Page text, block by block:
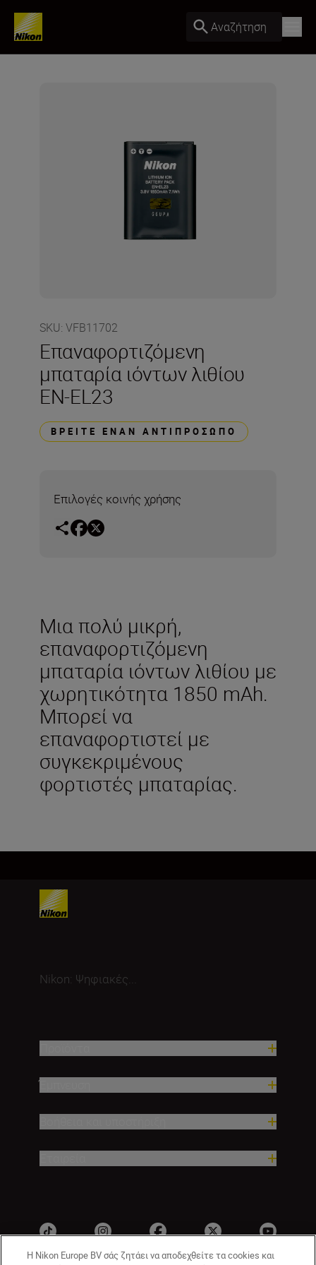
Αναζήτηση
SKU: VFB11702
Επαναφορτιζόμενη
μπαταρία ιόντων λιθίου
EN-EL23
ΒΡΕΊΤΕ ΈΝΑΝ ΑΝΤΙΠΡΌΣΩΠΟ
Επιλογές κοινής χρήσης
Μια πολύ μικρή,
επαναφορτιζόμενη
μπαταρία ιόντων λιθίου με
χωρητικότητα 1850 mAh.
Μπορεί να
επαναφορτιστεί με
συγκεκριμένους
φορτιστές μπαταρίας.
Nikon: Ψηφιακές...
Η Nikon Europe BV σάς ζητάει να αποδεχθείτε τα cookies και